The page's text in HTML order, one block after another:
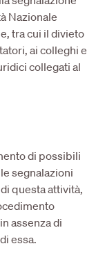
Nazionale
tra cui il divieto
ai colleghi e
collegati al
di possibili
segnalazioni
questa attività,
assenza di
essa.